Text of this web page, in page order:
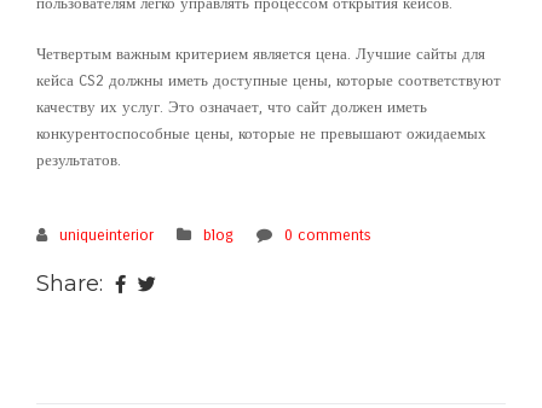
Четвертым важным критерием является цена. Лучшие сайты для
кейса CS2 должны иметь доступные цены, которые соответствуют
качеству их услуг. Это означает, что сайт должен иметь
конкурентоспособные цены, которые не превышают ожидаемых
результатов.
uniqueinterior blog 0 comments
Share: